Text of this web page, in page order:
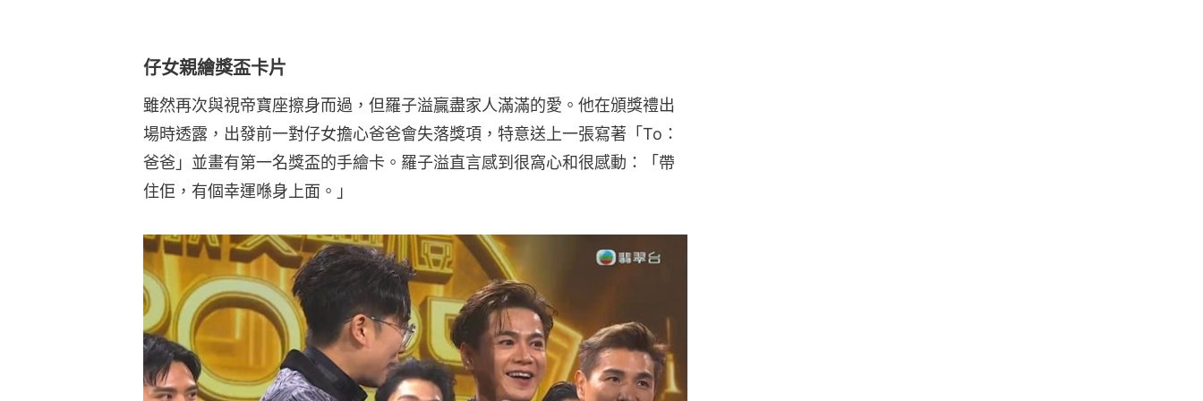
仔女親繪獎盃卡片
雖然再次與視帝寶座擦身而過，但羅子溢贏盡家人滿滿的愛。他在頒獎禮出
場時透露，出發前一對仔女擔心爸爸會失落獎項，特意送上一張寫著「To：
爸爸」並畫有第一名獎盃的手繪卡。羅子溢直言感到很窩心和很感動：「帶
住佢，有個幸運喺身上面。」